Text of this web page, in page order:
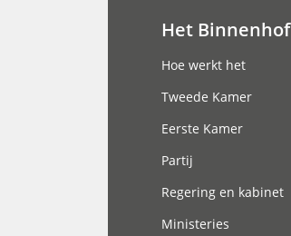
Het Binnenhof
Hoe werkt het
Tweede Kamer
Eerste Kamer
Partij
Regering en kabinet
Ministeries